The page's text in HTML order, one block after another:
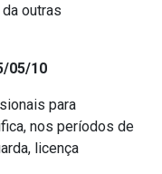
outras
05/10
para
nos períodos de
licença